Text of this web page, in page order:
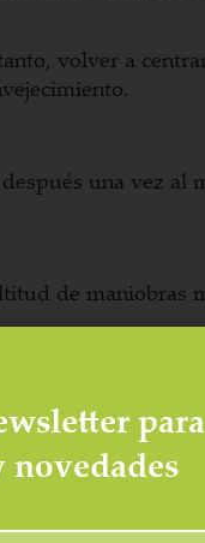
volver a
una vez al
de maniobras
sanguínea
y el estrés que
especifica
para